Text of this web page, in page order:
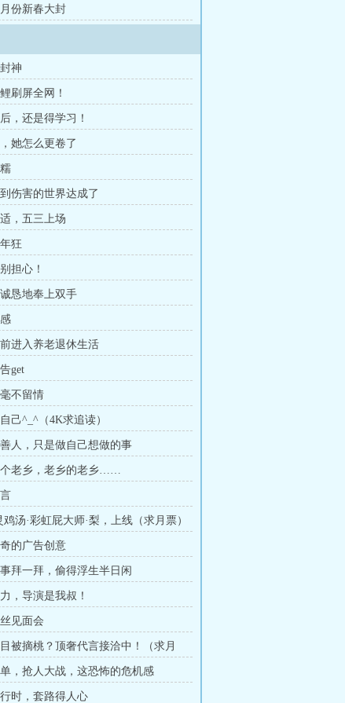
份新春大封
神
刷屏全网！
，还是得学习！
她怎么更卷了
伤害的世界达成了
，五三上场
狂
担心！
恳地奉上双手
进入养老退休生活
get
不留情
己^_^（4K求追读）
人，只是做自己想做的事
个老乡，老乡的老乡……
鸡汤·彩虹屁大师·梨，上线（求月票）
的广告创意
拜一拜，偷得浮生半日闲
，导演是我叔！
见面会
被摘桃？顶奢代言接洽中！（求月
，抢人大战，这恐怖的危机感
时，套路得人心